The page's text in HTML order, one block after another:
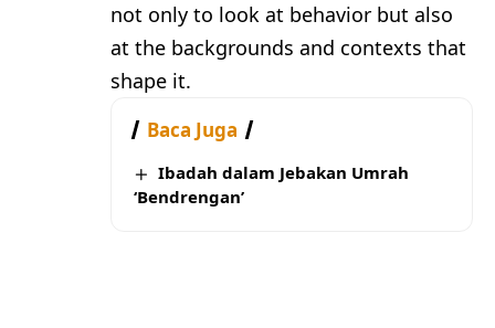
not only to look at behavior but also
at the backgrounds and contexts that
shape it.
Baca Juga
Ibadah dalam Jebakan Umrah
‘Bendrengan’